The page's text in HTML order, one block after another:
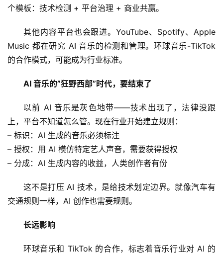
业
文
模
型
框
登录 注册
个模板：技术检测 + 平台治理 + 商业共赢。
其他内容平台也会跟进。YouTube、Spotify、Apple
Music 都在研究 AI 音乐的检测和管理。环球音乐-TikTok
的合作模式，可能成为行业标准。
AI 音乐的”狂野西部”时代，要结束了
以前 AI 音乐是灰色地带——技术出现了，法律没跟
上，平台不知道怎么管。现在行业开始建立规则：
– 标识：AI 生成的音乐必须标注
– 授权：用 AI 模仿特定艺人声音，需要获得授权
– 分成：AI 生成内容的收益，人类创作者有份
这不是打压 AI 技术，是给技术划定边界。就像汽车有
交通规则一样，AI 创作也需要规则。
长远影响
环球音乐和 TikTok 的合作，标志着音乐行业对 AI 的